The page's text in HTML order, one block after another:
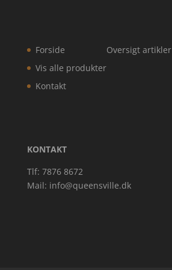
Forside
Vis alle produkter
Kontakt
Oversigt artikler
KONTAKT
Tlf: 7876 8672
Mail: info@queensville.dk